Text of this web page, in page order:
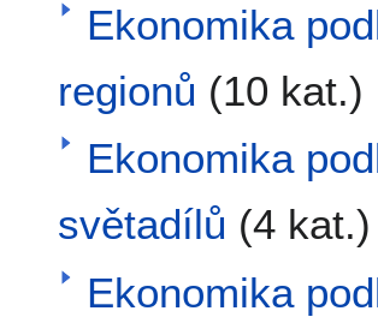
Ekonomika
regionů (10 kat.)
Ekonomika
světadílů (4 kat.)
Ekonomika